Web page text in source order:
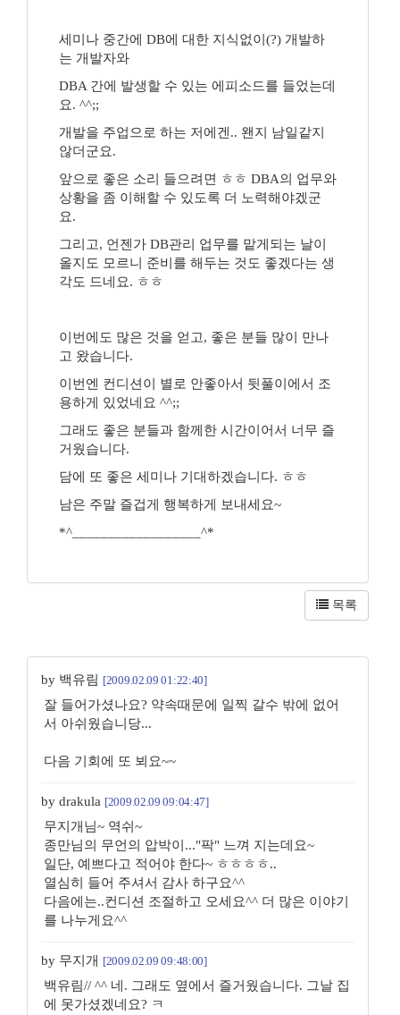
세미나 중간에 DB에 대한 지식없이(?) 개발하
는 개발자와
DBA 간에 발생할 수 있는 에피소드를 들었는데
요. ^^;;
개발을 주업으로 하는 저에겐.. 왠지 남일같지
않더군요.
앞으로 좋은 소리 들으려면 ㅎㅎ DBA의 업무와
상황을 좀 이해할 수 있도록 더 노력해야겠군
요.
그리고, 언젠가 DB관리 업무를 맡게되는 날이
올지도 모르니 준비를 해두는 것도 좋겠다는 생
각도 드네요. ㅎㅎ
이번에도 많은 것을 얻고, 좋은 분들 많이 만나
고 왔습니다.
이번엔 컨디션이 별로 안좋아서 뒷풀이에서 조
용하게 있었네요 ^^;;
그래도 좋은 분들과 함께한 시간이어서 너무 즐
거웠습니다.
담에 또 좋은 세미나 기대하겠습니다. ㅎㅎ
남은 주말 즐겁게 행복하게 보내세요~
*^__________________^*
목록
by 백유림 [2009.02.09 01:22:40]
잘 들어가셨나요? 약속때문에 일찍 갈수 밖에 없어
서 아쉬웠습니당...
다음 기회에 또 뵈요~~
by drakula [2009.02.09 09:04:47]
무지개님~ 역쉬~
종만님의 무언의 압박이..."팍" 느껴 지는데요~
일단, 예쁘다고 적어야 한다~ ㅎㅎㅎㅎ..
열심히 들어 주셔서 감사 하구요^^
다음에는..컨디션 조절하고 오세요^^ 더 많은 이야기
를 나누게요^^
by 무지개 [2009.02.09 09:48:00]
백유림// ^^ 네. 그래도 옆에서 즐거웠습니다. 그날 집
에 못가셨겠네요? ㅋ